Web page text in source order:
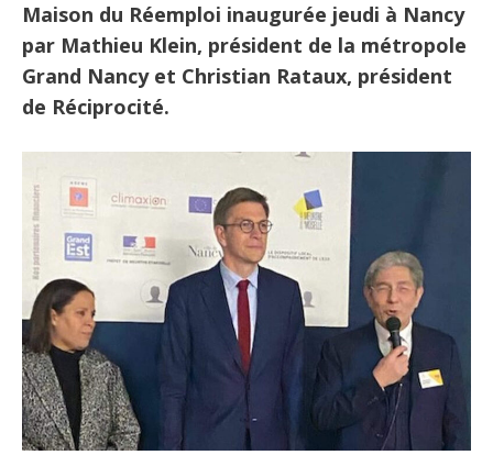
Maison du Réemploi inaugurée jeudi à Nancy
par Mathieu Klein, président de la métropole
Grand Nancy et Christian Rataux, président
de Réciprocité.